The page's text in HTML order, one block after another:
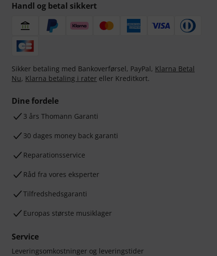
Handl og betal sikkert
Sikker betaling med Bankoverførsel, PayPal, Klarna Betal
Nu, Klarna betaling i rater eller Kreditkort.
Dine fordele
3 års Thomann Garanti
30 dages money back garanti
Reparationsservice
Råd fra vores eksperter
Tilfredshedsgaranti
Europas største musiklager
Service
Leveringsomkostninger og leveringstider